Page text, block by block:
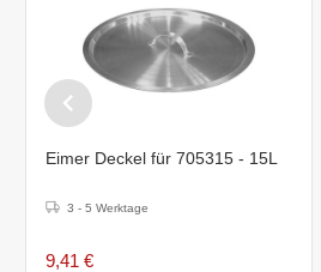
Eimer Deckel für 705315 - 15L
3 - 5 Werktage
9,41 €